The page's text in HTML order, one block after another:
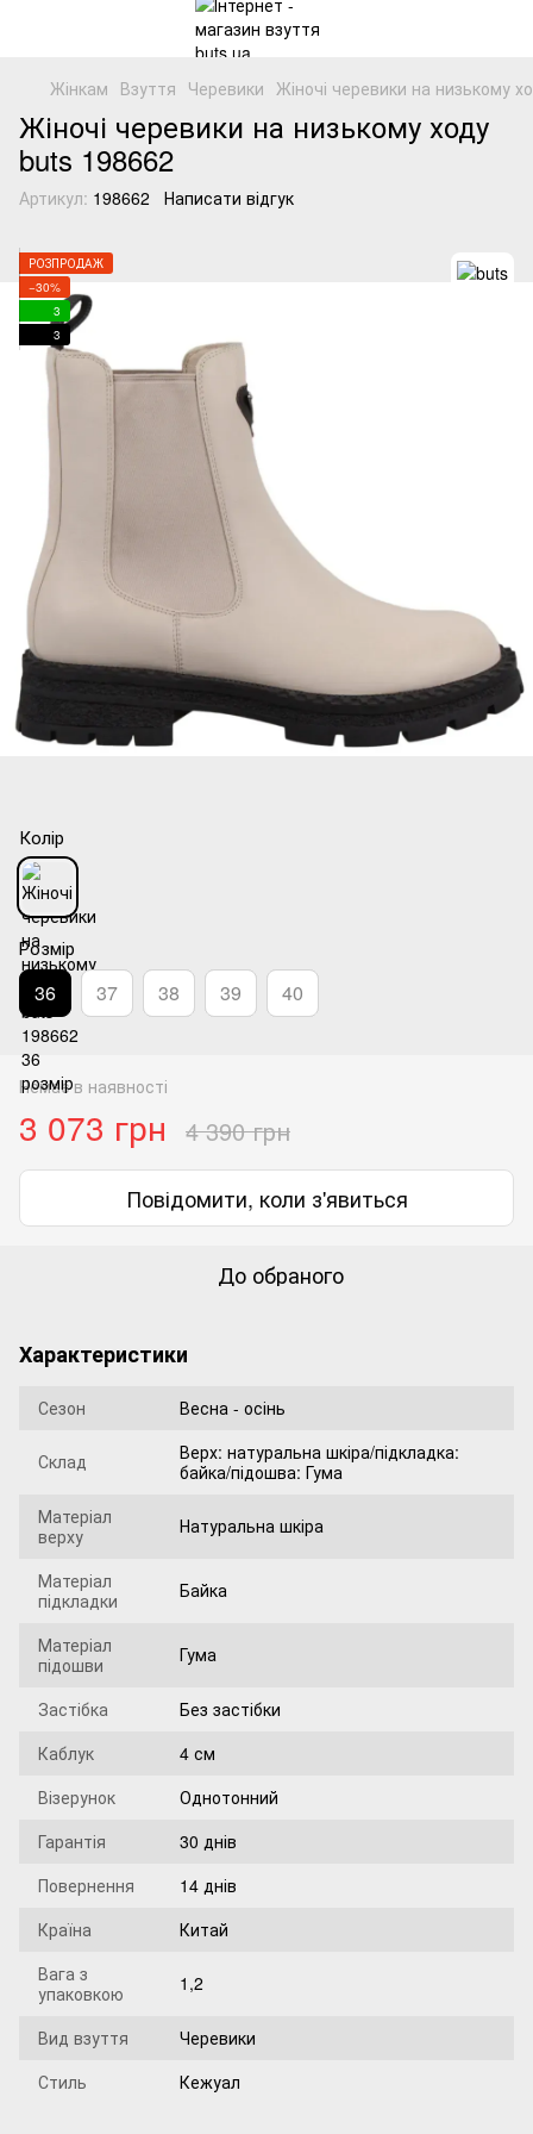
Жінкам Взуття Черевики Жіночі черевики на низькому
Жіночі черевики на низькому ходу
buts 198662
Артикул: 198662 Написати відгук
РОЗПРОДАЖ
−30%
3
3
Колір
Розмір
36 37 38 39 40
Немає в наявності
3 073 грн 4 390 грн
Повідомити, коли з'явиться
До обраного
Характеристики
Сезон Весна - осінь
Склад
Верх: натуральна шкіра/підкладка:
байка/підошва: Гума
Матеріал
верху
Натуральна шкіра
Матеріал
підкладки
Байка
Матеріал
підошви
Гума
Застібка
Без застібки
Каблук
4 см
Візерунок
Однотонний
Гарантія
30 днів
Повернення
14 днів
Країна
Китай
Вага з
упаковкою
1,2
Вид взуття
Черевики
Стиль
Кежуал